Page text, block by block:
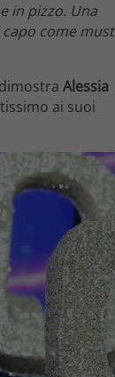
in pizzo. Una
come must
Alessia
ai suoi